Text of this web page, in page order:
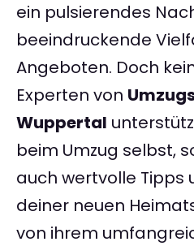
ein pulsierendes
beeindruckende
Angeboten. Doch
Experten von
Wuppertal
beim Umzug selbst,
auch wertvolle Tipps
deiner neuen
von ihrem